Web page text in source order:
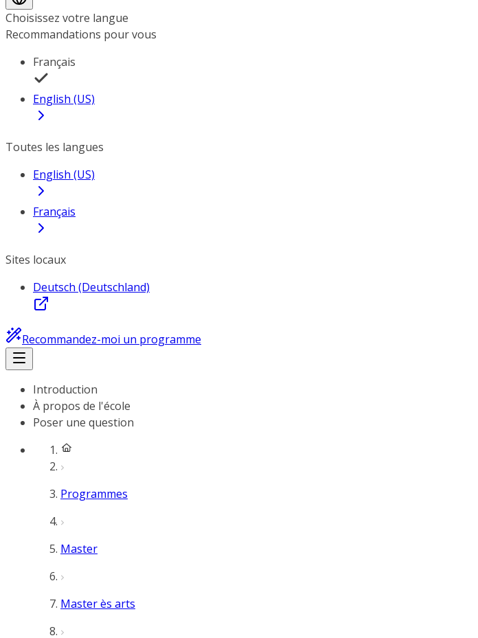
Choisissez votre langue
Recommandations pour vous
Français
English (US)
Toutes les langues
English (US)
Français
Sites locaux
Deutsch (Deutschland)
Recommandez-moi un programme
Introduction
À propos de l'école
Poser une question
Programmes
Master
Master ès arts